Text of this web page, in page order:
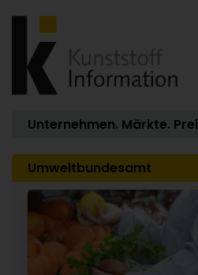
Unternehmen. Märkte.
Umweltbundesamt